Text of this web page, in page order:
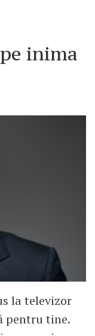
inima
la televizor
pentru tine.